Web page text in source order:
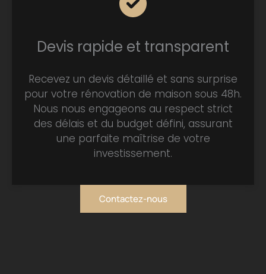
Devis rapide et transparent
Recevez un devis détaillé et sans surprise
pour votre rénovation de maison sous 48h.
Nous nous engageons au respect strict
des délais et du budget défini, assurant
une parfaite maîtrise de votre
investissement.
Contactez-nous